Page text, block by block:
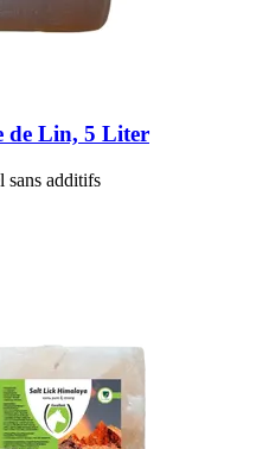
de Lin, 5 Liter
sans additifs